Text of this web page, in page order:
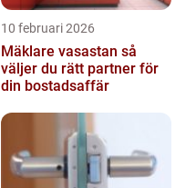
10 februari 2026
Mäklare vasastan så
väljer du rätt partner för
din bostadsaffär